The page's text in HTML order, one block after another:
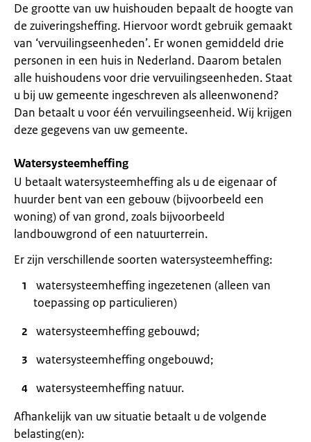
De grootte van uw huishouden bepaalt de hoogte van
de zuiveringsheffing. Hiervoor wordt gebruik gemaakt
van ‘vervuilingseenheden’. Er wonen gemiddeld drie
personen in een huis in Nederland. Daarom betalen
alle huishoudens voor drie vervuilingseenheden. Staat
u bij uw gemeente ingeschreven als alleenwonend?
Dan betaalt u voor één vervuilingseenheid. Wij krijgen
deze gegevens van uw gemeente.
Watersysteemheffing
U betaalt watersysteemheffing als u de eigenaar of
huurder bent van een gebouw (bijvoorbeeld een
woning) of van grond, zoals bijvoorbeeld
landbouwgrond of een natuurterrein.
Er zijn verschillende soorten watersysteemheffing:
watersysteemheffing ingezetenen (alleen van
toepassing op particulieren)
watersysteemheffing gebouwd;
watersysteemheffing ongebouwd;
watersysteemheffing natuur.
Afhankelijk van uw situatie betaalt u de volgende
belasting(en):